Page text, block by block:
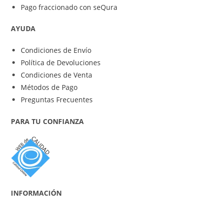
Pago fraccionado con seQura
AYUDA
Condiciones de Envío
Política de Devoluciones
Condiciones de Venta
Métodos de Pago
Preguntas Frecuentes
PARA TU CONFIANZA
INFORMACIÓN